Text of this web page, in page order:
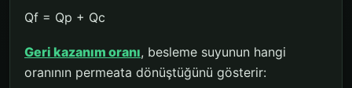
Qf = Qp + Qc
Geri kazanım oranı, besleme suyunun hangi
oranının permeata dönüştüğünü gösterir: